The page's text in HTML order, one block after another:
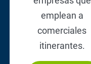
emplean a
comerciales
itinerantes.